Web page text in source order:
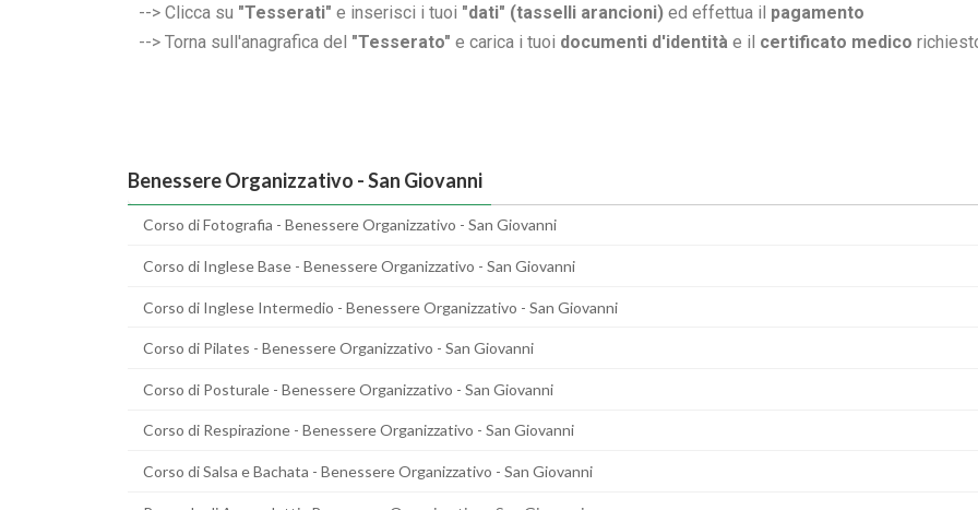
--> Clicca su "Tesserati" e inserisci i tuoi "dati" (tasselli arancioni) ed effettua il pagamento
--> Torna sull'anagrafica del "Tesserato" e carica i tuoi documenti d'identità e il certificato medico
Benessere Organizzativo - San Giovanni
Corso di Fotografia - Benessere Organizzativo - San Giovanni
Corso di Inglese Base - Benessere Organizzativo - San Giovanni
Corso di Inglese Intermedio - Benessere Organizzativo - San Giovanni
Corso di Pilates - Benessere Organizzativo - San Giovanni
Corso di Posturale - Benessere Organizzativo - San Giovanni
Corso di Respirazione - Benessere Organizzativo - San Giovanni
Corso di Salsa e Bachata - Benessere Organizzativo - San Giovanni